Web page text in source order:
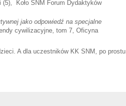
Koło SNM Forum Dydaktyków
jako odpowiedź na specjalne
cywilizacyjne, tom 7, Oficyna
A dla uczestników KK SNM, po prostu